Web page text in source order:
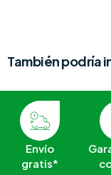
También podría
Envío
gratis*